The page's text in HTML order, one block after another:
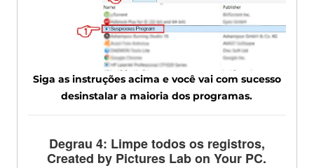
Siga as instruções acima e você vai com sucesso
desinstalar a maioria dos programas.
Degrau 4: Limpe todos os registros,
Created by Pictures Lab on Your PC.